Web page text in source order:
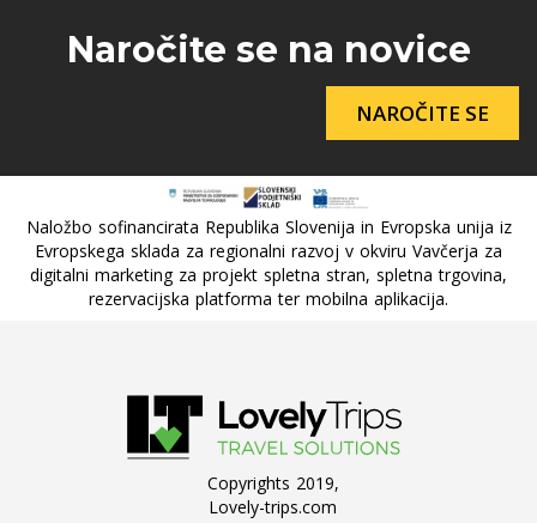
Naročite se na novice
NAROČITE SE
Naložbo sofinancirata Republika Slovenija in Evropska unija iz
Evropskega sklada za regionalni razvoj v okviru Vavčerja za
digitalni marketing za projekt spletna stran, spletna trgovina,
rezervacijska platforma ter mobilna aplikacija.
Copyrights 2019,
Lovely-trips.com